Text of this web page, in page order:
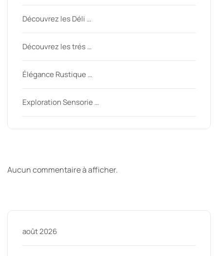
Découvrez les Déli …
Découvrez les trés …
Élégance Rustique …
Exploration Sensorie …
Aucun commentaire à afficher.
août 2026